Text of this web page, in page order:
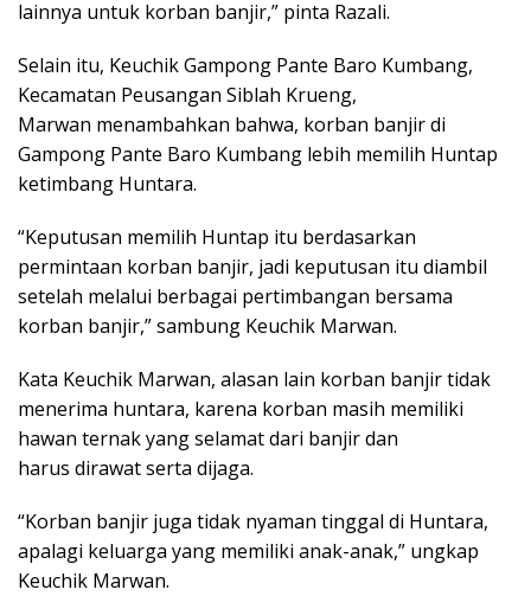
lainnya untuk korban banjir,” pinta Razali.
Selain itu, Keuchik Gampong Pante Baro Kumbang,
Kecamatan Peusangan Siblah Krueng,
Marwan menambahkan bahwa, korban banjir di
Gampong Pante Baro Kumbang lebih memilih Huntap
ketimbang Huntara.
“Keputusan memilih Huntap itu berdasarkan
permintaan korban banjir, jadi keputusan itu diambil
setelah melalui berbagai pertimbangan bersama
korban banjir,” sambung Keuchik Marwan.
Kata Keuchik Marwan, alasan lain korban banjir tidak
menerima huntara, karena korban masih memiliki
hawan ternak yang selamat dari banjir dan
harus dirawat serta dijaga.
“Korban banjir juga tidak nyaman tinggal di Huntara,
apalagi keluarga yang memiliki anak-anak,” ungkap
Keuchik Marwan.